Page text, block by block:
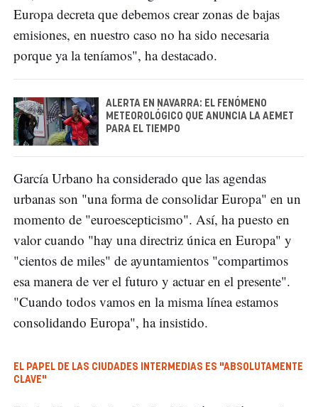
Europa decreta que debemos crear zonas de bajas
emisiones, en nuestro caso no ha sido necesaria
porque ya la teníamos", ha destacado.
ALERTA EN NAVARRA: EL FENÓMENO
METEOROLÓGICO QUE ANUNCIA LA AEMET
PARA EL TIEMPO
García Urbano ha considerado que las agendas
urbanas son "una forma de consolidar Europa" en un
momento de "euroescepticismo". Así, ha puesto en
valor cuando "hay una directriz única en Europa" y
"cientos de miles" de ayuntamientos "compartimos
esa manera de ver el futuro y actuar en el presente".
"Cuando todos vamos en la misma línea estamos
consolidando Europa", ha insistido.
EL PAPEL DE LAS CIUDADES INTERMEDIAS ES "ABSOLUTAMENTE
CLAVE"